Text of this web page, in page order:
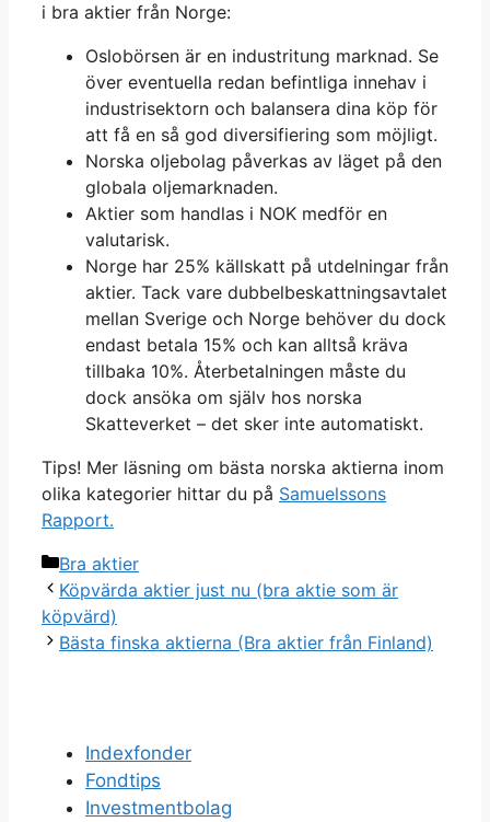
i bra aktier från Norge:
Oslobörsen är en industritung marknad. Se
över eventuella redan befintliga innehav i
industrisektorn och balansera dina köp för
att få en så god diversifiering som möjligt.
Norska oljebolag påverkas av läget på den
globala oljemarknaden.
Aktier som handlas i NOK medför en
valutarisk.
Norge har 25% källskatt på utdelningar från
aktier. Tack vare dubbelbeskattningsavtalet
mellan Sverige och Norge behöver du dock
endast betala 15% och kan alltså kräva
tillbaka 10%. Återbetalningen måste du
dock ansöka om själv hos norska
Skatteverket – det sker inte automatiskt.
Tips! Mer läsning om bästa norska aktierna inom
olika kategorier hittar du på Samuelssons
Rapport.
Categories
Bra aktier
Köpvärda aktier just nu (bra aktie som är
köpvärd)
Bästa finska aktierna (Bra aktier från Finland)
Indexfonder
Fondtips
Investmentbolag